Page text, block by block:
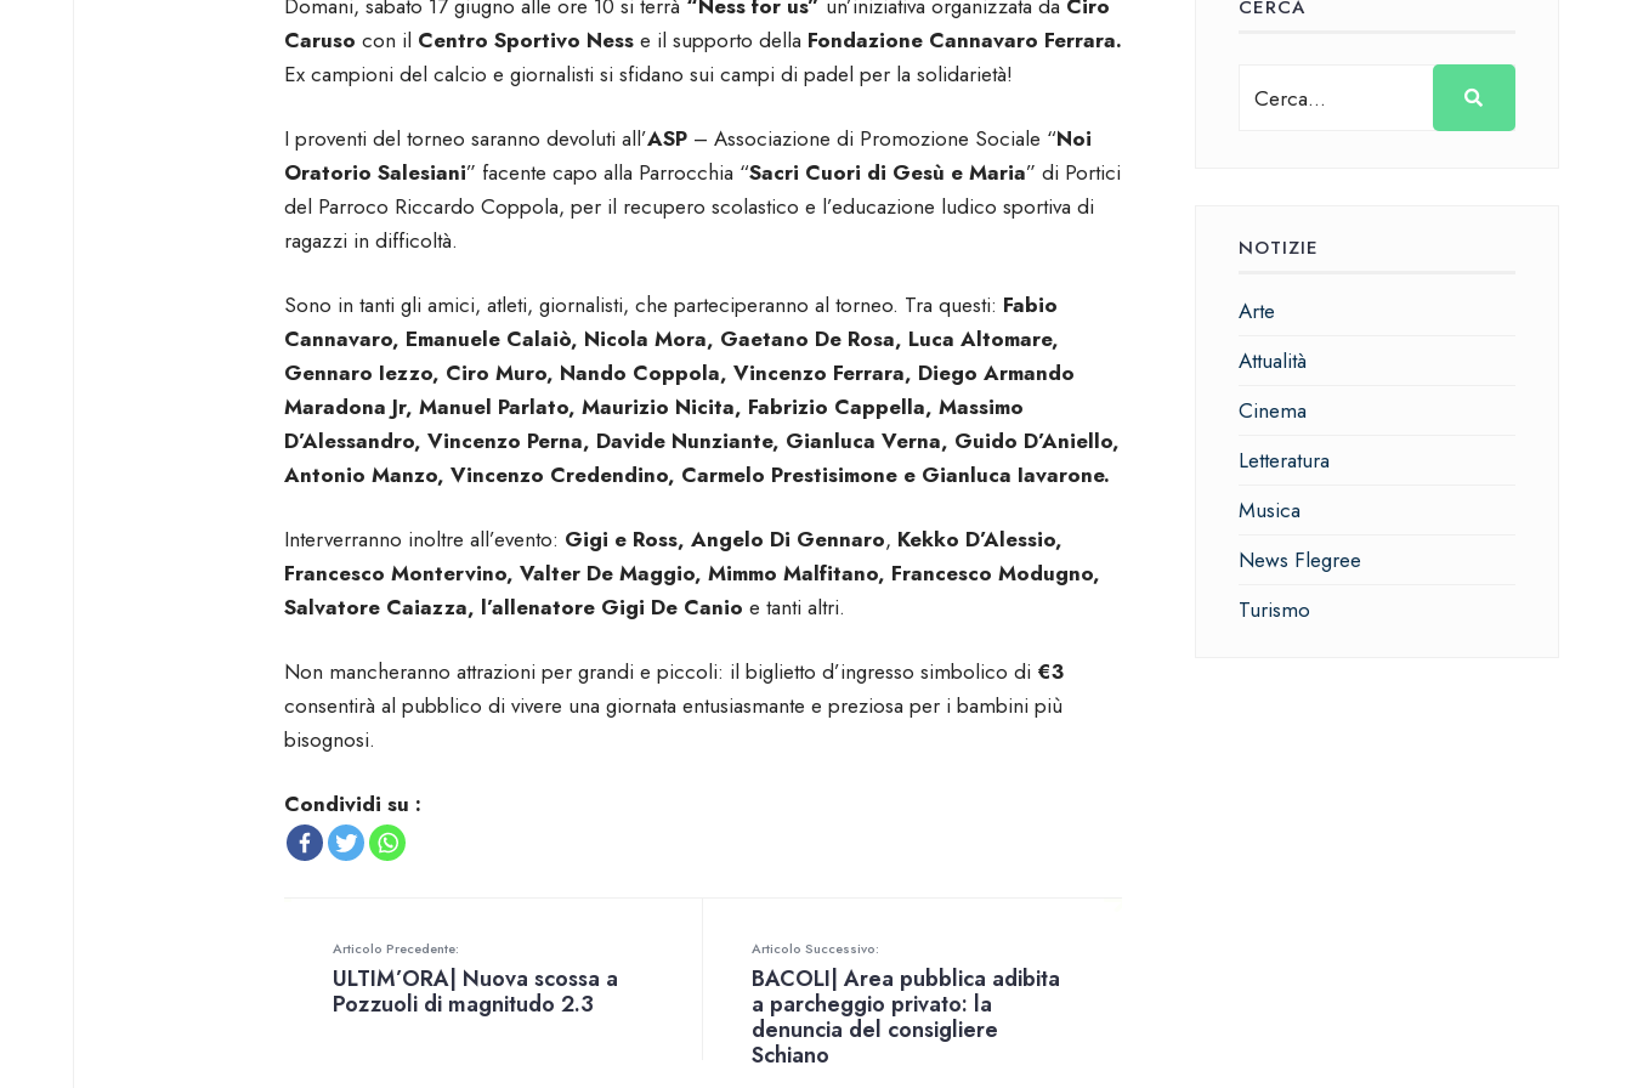
Domani, sabato 17 giugno alle ore 10 si terrà “Ness for us” un’iniziativa organizzata da Ciro
Caruso con il Centro Sportivo Nesse il supporto della Fondazione Cannavaro Ferrara.
Ex campioni del calcio e giornalisti si sfidano sui campi di padel per la solidarietà!
I proventi del torneo saranno devoluti all’ASP– Associazione di Promozione Sociale “Noi
Oratorio Salesiani” facente capo alla Parrocchia “Sacri Cuori di Gesù e Maria” di Portici
del Parroco Riccardo Coppola, per il recupero scolastico e l’educazione ludico sportiva di
ragazzi in difficoltà.
Sono in tanti gli amici, atleti, giornalisti, che parteciperanno al torneo. Tra questi: Fabio
Cannavaro, Emanuele Calaiò, Nicola Mora, Gaetano De Rosa, Luca Altomare,
Gennaro Iezzo, Ciro Muro, Nando Coppola, Vincenzo Ferrara, Diego Armando
Maradona Jr, Manuel Parlato, Maurizio Nicita, Fabrizio Cappella, Massimo
D’Alessandro, Vincenzo Perna, Davide Nunziante, Gianluca Verna, Guido D’Aniello,
Antonio Manzo, Vincenzo Credendino, Carmelo Prestisimone e Gianluca Iavarone.
Interverranno inoltre all’evento: Gigi e Ross, Angelo Di Gennaro, Kekko D’Alessio,
Francesco Montervino, Valter De Maggio, Mimmo Malfitano, Francesco Modugno,
Salvatore Caiazza, l’allenatore Gigi De Canio e tanti altri.
Non mancheranno attrazioni per grandi e piccoli: il biglietto d’ingresso simbolico di €3
consentirà al pubblico di vivere una giornata entusiasmante e preziosa per i bambini più
bisognosi.
Condividi su :
Articolo Precedente:
ULTIM’ORA| Nuova scossa a
Pozzuoli di magnitudo 2.3
Articolo Successivo:
BACOLI| Area pubblica adibita
a parcheggio privato: la
denuncia del consigliere
Schiano
CERCA
NOTIZIE
Arte
Attualità
Cinema
Letteratura
Musica
News Flegree
Turismo